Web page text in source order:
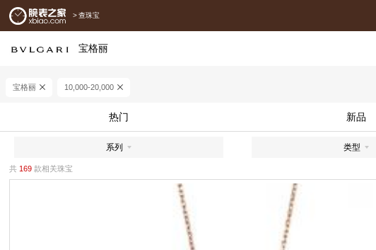
> 查珠宝
宝格丽
宝格丽 10,000-20,000
热门 新品
系列 类型
共 169款相关珠宝